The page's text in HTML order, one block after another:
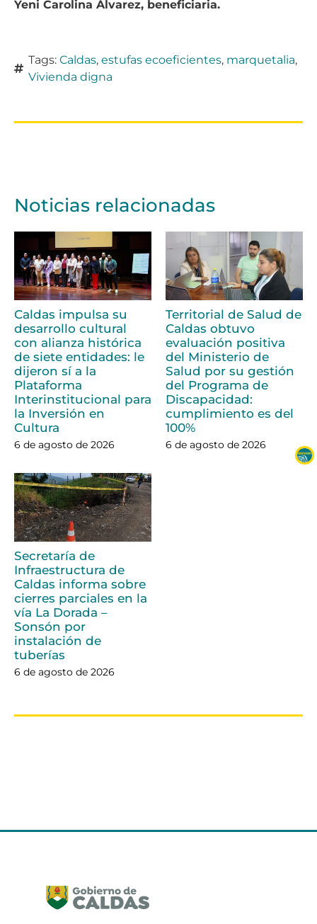
Yeni Carolina Álvarez, beneficiaria.
Tags: Caldas, estufas ecoeficientes, marquetalia,
Vivienda digna
Noticias relacionadas
Caldas impulsa su
desarrollo cultural
con alianza histórica
de siete entidades: le
dijeron sí a la
Plataforma
Interinstitucional para
la Inversión en
Cultura
6 de agosto de 2026
Territorial de Salud de
Caldas obtuvo
evaluación positiva
del Ministerio de
Salud por su gestión
del Programa de
Discapacidad:
cumplimiento es del
100%
6 de agosto de 2026
Secretaría de
Infraestructura de
Caldas informa sobre
cierres parciales en la
vía La Dorada –
Sonsón por
instalación de
tuberías
6 de agosto de 2026